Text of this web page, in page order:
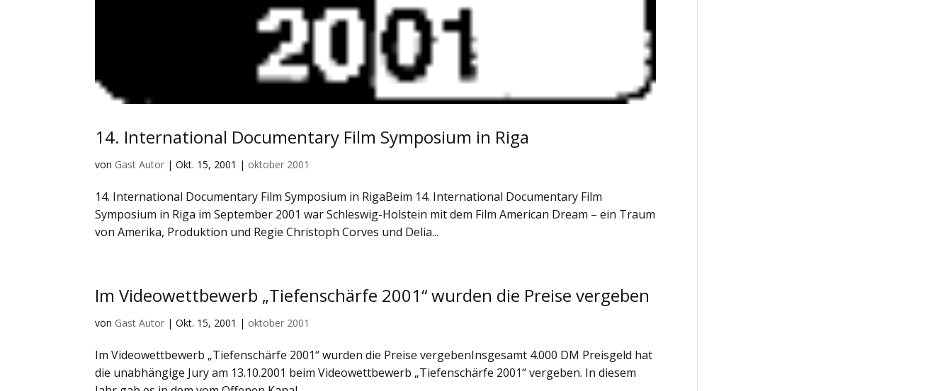
14. International Documentary Film Symposium in Riga
von Gast Autor |Okt. 15, 2001 | oktober 2001
14. International Documentary Film Symposium in RigaBeim 14. International Documentary Film
Symposium in Riga im September 2001 war Schleswig-Holstein mit dem Film American Dream – ein Traum
von Amerika, Produktion und Regie Christoph Corves und Delia...
Im Videowettbewerb „Tiefenschärfe 2001“ wurden die Preise vergeben
von Gast Autor |Okt. 15, 2001 | oktober 2001
Im Videowettbewerb „Tiefenschärfe 2001“ wurden die Preise vergebenInsgesamt 4.000 DM Preisgeld hat
die unabhängige Jury am 13.10.2001 beim Videowettbewerb „Tiefenschärfe 2001“ vergeben. In diesem